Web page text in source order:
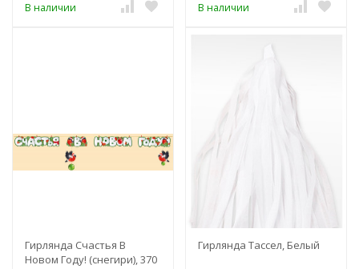
В наличии В наличии
Гирлянда Счастья В
Новом Году! (снегири), 370
Гирлянда Тассел, Белый